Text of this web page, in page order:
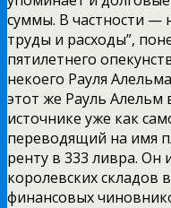
суммы. В частности —
труды и расходы”,
пятилетнего
некоего Рауля
этот же Рауль Алельм
источнике уже как
переводящий на имя
ренту в 333 ливра.
королевских складов
финансовых